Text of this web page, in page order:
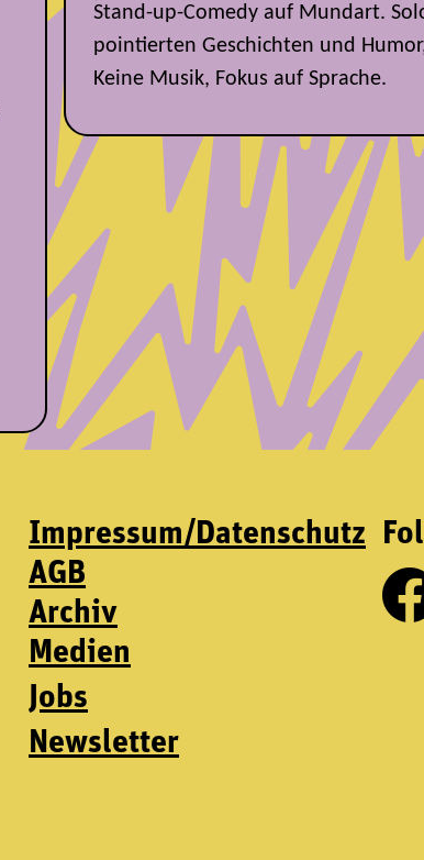
Stand-up-Comedy auf Mundart.
pointierten Geschichten und
Keine Musik, Fokus auf Sprache.
Impressum/Datenschutz
AGB
Archiv
Medien
Jobs
Newsletter